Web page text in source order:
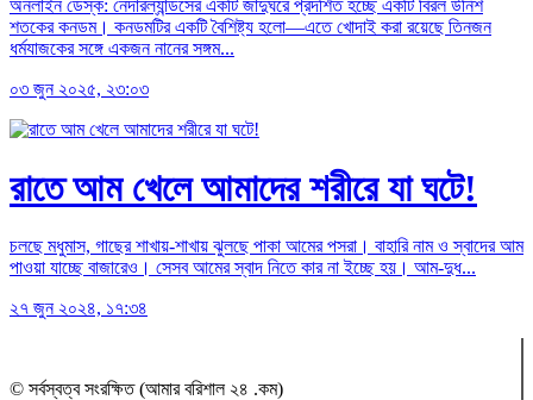
অনলাইন ডেস্ক: নেদারল্যান্ডসের একটি জাদুঘরে প্রদর্শিত হচ্ছে একটি বিরল উনিশ
শতকের কনডম। কনডমটির একটি বৈশিষ্ট্য হলো—এতে খোদাই করা রয়েছে তিনজন
ধর্মযাজকের সঙ্গে একজন নানের সঙ্গম...
০৩ জুন ২০২৫, ২৩:০৩
রাতে আম খেলে আমাদের শরীরে যা ঘটে!
চলছে মধুমাস, গাছের শাখায়-শাখায় ঝুলছে পাকা আমের পসরা। বাহারি নাম ও স্বাদের আম
পাওয়া যাচ্ছে বাজারেও। সেসব আমের স্বাদ নিতে কার না ইচ্ছে হয়। আম-দুধ...
২৭ জুন ২০২৪, ১৭:৩৪
© সর্বস্বত্ব সংরক্ষিত (আমার বরিশাল ২৪ .কম)